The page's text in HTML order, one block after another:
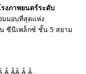
งภาพยนตร์ระดับ
มมอบที่สุดแห่ง
ซีนีเพล็กซ์ ชั้น 5 สยาม